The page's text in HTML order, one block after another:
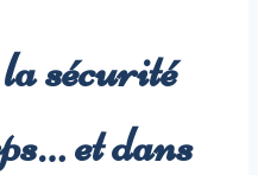
sécurité
et dans